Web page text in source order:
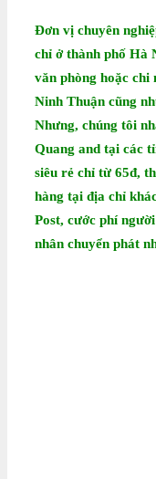
Đơn vị chuyên
chỉ ở thành phố Hà
văn phòng hoặc chi
Ninh Thuận cũng
Nhưng, chúng tôi
Quang and tại các
siêu rẻ chỉ từ 65đ,
hàng tại địa chỉ
Post, cước phí
nhân chuyển phát